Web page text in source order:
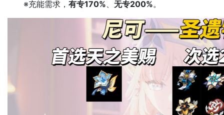
※充能需求， 有专170%、 无专200%。